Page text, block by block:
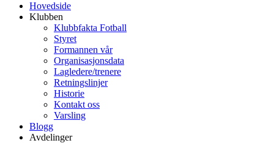
Hovedside
Klubben
Klubbfakta Fotball
Styret
Formannen vår
Organisasjonsdata
Lagledere/trenere
Retningslinjer
Historie
Kontakt oss
Varsling
Blogg
Avdelinger